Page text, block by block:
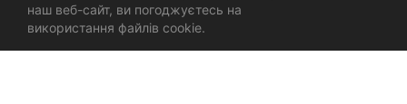
наш веб-сайт, ви погоджуєтесь на
використання файлів cookie.